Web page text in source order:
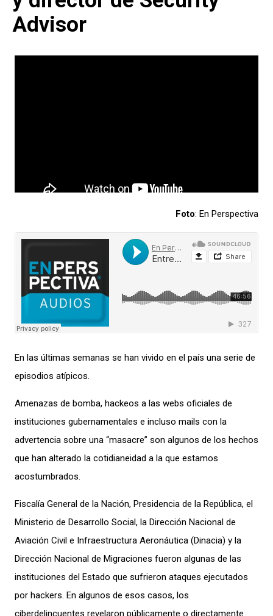
Advisor
Foto: En Perspectiva
En las últimas semanas se han vivido en el país una serie de
episodios atípicos.
Amenazas de bomba, hackeos a las webs oficiales de
instituciones gubernamentales e incluso mails con la
advertencia sobre una “masacre” son algunos de los hechos
que han alterado la cotidianeidad a la que estamos
acostumbrados.
Fiscalía General de la Nación, Presidencia de la República, el
Ministerio de Desarrollo Social, la Dirección Nacional de
Aviación Civil e Infraestructura Aeronáutica (Dinacia) y la
Dirección Nacional de Migraciones fueron algunas de las
instituciones del Estado que sufrieron ataques ejecutados
por hackers. En algunos de esos casos, los
ciberdelincuentes revelaron públicamente o directamente